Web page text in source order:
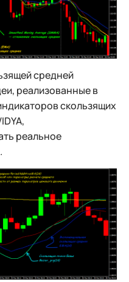
средней
реализованные в
скользящих
реальное